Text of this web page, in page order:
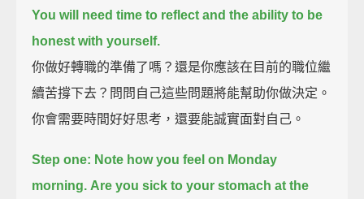
You will need time to reflect and the ability to be
honest with yourself.
你做好轉職的準備了嗎？還是你應該在目前的職位繼
續苦撐下去？問問自己這些問題將能幫助你做決定。
你會需要時間好好思考，還要能誠實面對自己。
Step one: Note how you feel on Monday
morning. Are you sick to your stomach at the